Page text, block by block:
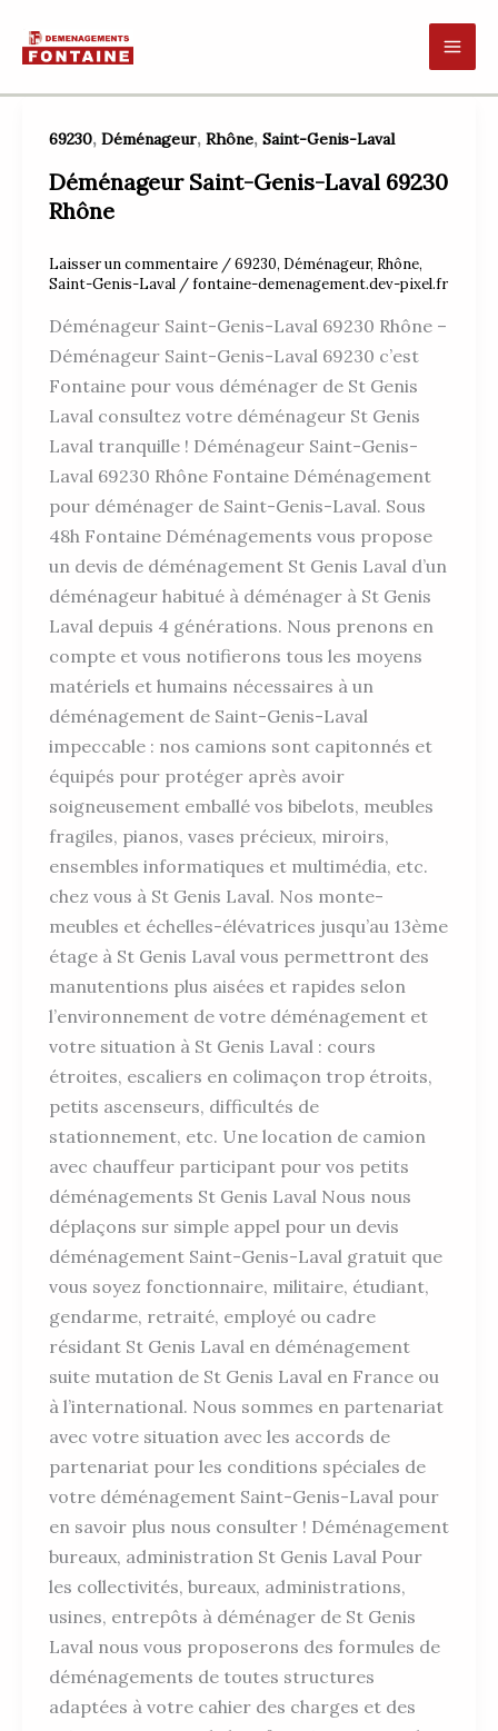
69230, Déménageur, Rhône, Saint-Genis-Laval
Déménageur Saint-Genis-Laval 69230
Rhône
Laisser un commentaire /69230, Déménageur, Rhône,
Saint-Genis-Laval /fontaine-demenagement.dev-pixel.fr
Déménageur Saint-Genis-Laval 69230 Rhône –
Déménageur Saint-Genis-Laval 69230 c’est
Fontaine pour vous déménager de St Genis
Laval consultez votre déménageur St Genis
Laval tranquille ! Déménageur Saint-Genis-
Laval 69230 Rhône Fontaine Déménagement
pour déménager de Saint-Genis-Laval. Sous
48h Fontaine Déménagements vous propose
un devis de déménagement St Genis Laval d’un
déménageur habitué à déménager à St Genis
Laval depuis 4 générations. Nous prenons en
compte et vous notifierons tous les moyens
matériels et humains nécessaires à un
déménagement de Saint-Genis-Laval
impeccable : nos camions sont capitonnés et
équipés pour protéger après avoir
soigneusement emballé vos bibelots, meubles
fragiles, pianos, vases précieux, miroirs,
ensembles informatiques et multimédia, etc.
chez vous à St Genis Laval. Nos monte-
meubles et échelles-élévatrices jusqu’au 13ème
étage à St Genis Laval vous permettront des
manutentions plus aisées et rapides selon
l’environnement de votre déménagement et
votre situation à St Genis Laval : cours
étroites, escaliers en colimaçon trop étroits,
petits ascenseurs, difficultés de
stationnement, etc. Une location de camion
avec chauffeur participant pour vos petits
déménagements St Genis Laval Nous nous
déplaçons sur simple appel pour un devis
déménagement Saint-Genis-Laval gratuit que
vous soyez fonctionnaire, militaire, étudiant,
gendarme, retraité, employé ou cadre
résidant St Genis Laval en déménagement
suite mutation de St Genis Laval en France ou
à l’international. Nous sommes en partenariat
avec votre situation avec les accords de
partenariat pour les conditions spéciales de
votre déménagement Saint-Genis-Laval pour
en savoir plus nous consulter ! Déménagement
bureaux, administration St Genis Laval Pour
les collectivités, bureaux, administrations,
usines, entrepôts à déménager de St Genis
Laval nous vous proposerons des formules de
déménagements de toutes structures
adaptées à votre cahier des charges et des